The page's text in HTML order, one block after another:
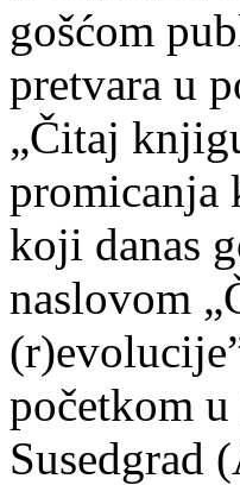
gošćom
pretvara u
„Čitaj
promicanja
koji danas
naslovom
početkom
Susedgrad